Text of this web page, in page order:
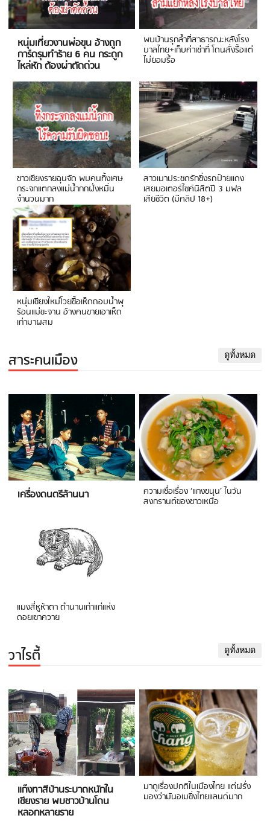
หนุ่มเที่ยวงานพ่อขุน อ้างถูก
การ์ดรุมทำร้าย 6 คน กระดูก
ไหล่หัก ต้องผ่าตัดด่วน
พบบ้านรุกล้ำที่สาธารณะหลังโรง
บาลไทย+เก็บค่าเช่าที่ โดนสั่งรื้อแต่
ไม่ยอมรื้อ
ชาวเชียงรายฉุนจัด พบคนทิ้งเศษ
กระจกแตกลงแม่น้ำกกฝั่งหมิ่น
จำนวนมาก
สาวเมาประชดรักซิ่งรถป้ายแดง
เสยมอเตอร์ไซค์นิสิตปี 3 มฟล
เสียชีวิต (มีคลิป 18+)
หนุ่มเชียงใหม่โวยซื้อเห็ดถอบน้ำพุ
ร้อนแม่ขะจาน อ้างคนขายเอาเห็ด
เก่ามาผสม
สาระคนเมือง ดูทั้งหมด
เครื่องดนตรีล้านนา ความเชื่อเรื่อง ‘แกงขนุน’ ในวัน
สงกรานต์ของชาวเหนือ
แมงสี่หูห้าตา ตำนานเก่าแก่แห่ง
ดอยเขาควาย
วาไรตี้ ดูทั้งหมด
แก๊งทาสีบ้านระบาดหนักใน
เชียงราย พบชาวบ้านโดน
หลอกหลายราย
มาดูเรื่องปกติในเมืองไทย แต่ฝรั่ง
มองว่ามันอเมซิ่งไทยแลนด์มาก